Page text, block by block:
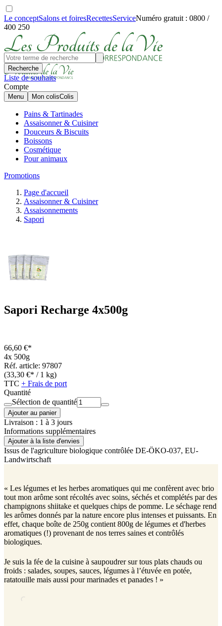
Le conceptSalons et foiresRecettesServiceNuméro gratuit : 0800 /
400 250
Recherche
Liste de souhaits
Compte
Menu Mon colisColis
Pains & Tartinades
Assaisonner & Cuisiner
Douceurs & Biscuits
Boissons
Cosmétique
Pour animaux
Promotions
Page d'accueil
Assaisonner & Cuisiner
Assaisonnements
Sapori
Sapori Recharge 4x500g
66,60 €*
4x 500g
Réf. article: 97807
(33,30 €* / 1 kg)
TTC + Frais de port
Quantité
Sélection de quantité
Ajouter au panier
Livraison : 1 à 3 jours
Informations supplémentaires
Ajouter à la liste d'envies
Issus de l'agriculture biologique contrôlée DE-ÖKO-037, EU-
Landwirtschaft
« Les légumes et les herbes aromatiques qui me confèrent avec brio
tout mon arôme sont récoltés avec soins, séchés et complétés par des
champignons shiitake et quelques chips de pomme. Le séchage rend
les arômes donnés par la nature encore plus intenses et puissants. En
effet, chaque boîte de 250g contient 800g de légumes et d'herbes
aromatiques (!) provenant de nos terres saines et contrôlés
biologiques.
Je suis la fée de la cuisine à saupoudrer sur tous plats chauds ou
froids : salades, soupes, sauces, légumes à l’étuvée en potée,
ratatouille mais aussi pour marinades et panades ! »